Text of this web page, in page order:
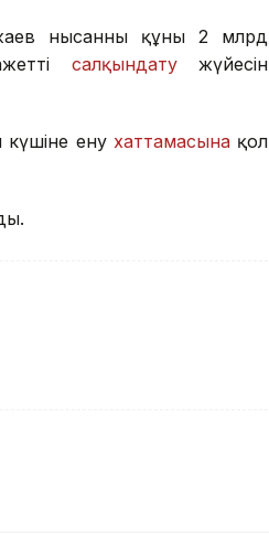
нысанның құны 2 млрд
салқындатужүйесін
күшіне ену хаттамасынақол